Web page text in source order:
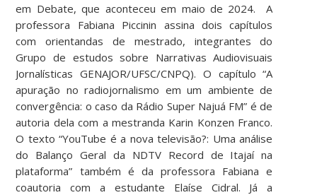
em Debate, que aconteceu em maio de 2024.A
professora Fabiana Piccinin assina dois capítulos
com orientandas de mestrado, integrantes do
Grupo de estudos sobre Narrativas Audiovisuais
Jornalísticas GENAJOR/UFSC/CNPQ). O capítulo “A
apuração no radiojornalismo em um ambiente de
convergência: o caso da Rádio Super Najuá FM” é de
autoria dela com a mestranda Karin Konzen Franco.
O texto “YouTube é a nova televisão?: Uma análise
do Balanço Geral da NDTV Record de Itajaí na
plataforma” também é da professora Fabiana e
coautoria com a estudante Elaíse Cidral. Já a